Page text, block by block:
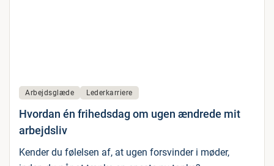
Arbejdsglæde Lederkarriere
Hvordan én frihedsdag om ugen ændrede mit
arbejdsliv
Kender du følelsen af, at ugen forsvinder i møder,